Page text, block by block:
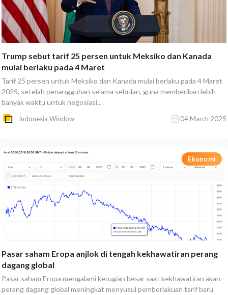
Trump sebut tarif 25 persen untuk Meksiko dan Kanada
mulai berlaku pada 4 Maret
Tarif 25 persen untuk Meksiko dan Kanada mulai berlaku pada 4 Maret
2025, setelah penangguhan selama sebulan, guna memberikan lebih
banyak waktu untuk negosiasi...
Indonesia Window 04 March 2025
Ekonomi
Pasar saham Eropa anjlok di tengah kekhawatiran perang
dagang global
Pasar saham Eropa mengalami kerugian besar saat kekhawatiran akan
perang dagang global meningkat menyusul pemberlakuan tarif baru